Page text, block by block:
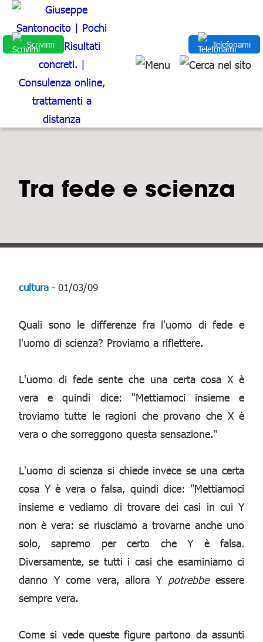
Scrivimi Telefonami
Tra fede e scienza
cultura - 01/03/09
Quali sono le differenze fra l'uomo di fede e
l'uomo di scienza? Proviamo a riflettere.
L'uomo di fede sente che una certa cosa X è
vera e quindi dice: "Mettiamoci insieme e
troviamo tutte le ragioni che provano che X è
vera o che sorreggono questa sensazione."
L'uomo di scienza si chiede invece se una certa
cosa Y è vera o falsa, quindi dice: "Mettiamoci
insieme e vediamo di trovare dei casi in cui Y
non è vera: se riusciamo a trovarne anche uno
solo, sapremo per certo che Y è falsa.
Diversamente, se tutti i casi che esaminiamo ci
danno Y come vera, allora Y potrebbeessere
sempre vera.
Come si vede queste figure partono da assunti